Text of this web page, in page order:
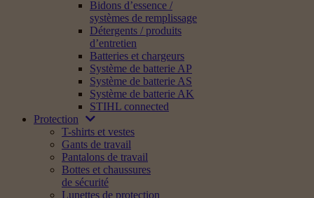
Bidons d’essence /
systèmes de remplissage
Détergents / produits
d’entretien
Batteries et chargeurs
Système de batterie AP
Système de batterie AS
Système de batterie AK
STIHL connected
Protection
T-shirts et vestes
Gants de travail
Pantalons de travail
Bottes et chaussures
de sécurité
Lunettes de protection